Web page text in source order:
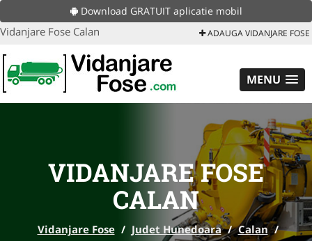
Download GRATUIT aplicatie mobil
Vidanjare Fose Calan ADAUGA VIDANJARE FOSE
MENU
VIDANJARE FOSE
CALAN
Vidanjare Fose / Judet Hunedoara / Calan /